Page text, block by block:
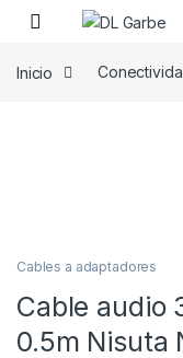
Inicio
Cables a adaptadores
Cable audio
0.5m Nisuta